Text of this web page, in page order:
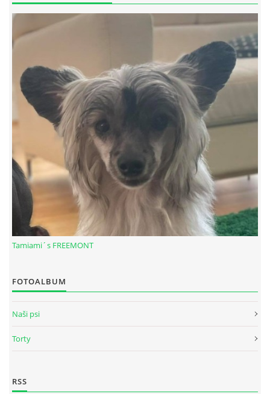
KONTAKT
© 2026 eStránky.sk|RSS
Tamiami´s FREEMONT
FOTOALBUM
Naši psi
Torty
RSS